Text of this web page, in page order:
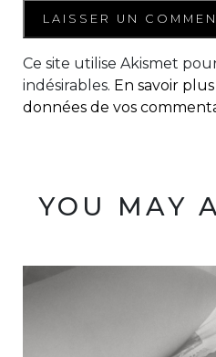
Ce site utilise Akismet
indésirables. En savoir
données de vos
YOU MAY